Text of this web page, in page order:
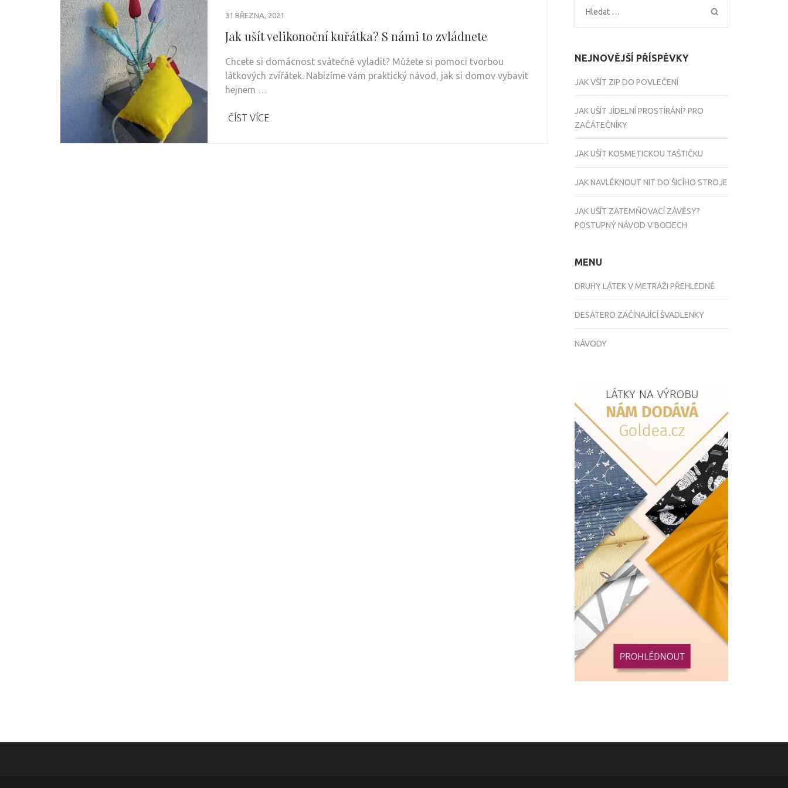
31 BŘEZNA, 2021
Jak ušít velikonoční kuřátka? S námi to zvládnete
Chcete si domácnost svátečně vyladit? Můžete si pomoci tvorbou
látkových zvířátek. Nabízíme vám praktický návod, jak si domov vybavit
hejnem …
ČÍST VÍCE
Vyhledávání
NEJNOVĚJŠÍ PŘÍSPĚVKY
JAK VŠÍT ZIP DO POVLEČENÍ
JAK UŠÍT JÍDELNÍ PROSTÍRÁNÍ? PRO
ZAČÁTEČNÍKY
JAK UŠÍT KOSMETICKOU TAŠTIČKU
JAK NAVLÉKNOUT NIT DO ŠICÍHO STROJE
JAK UŠÍT ZATEMŇOVACÍ ZÁVĚSY?
POSTUPNÝ NÁVOD V BODECH
MENU
DRUHY LÁTEK V METRÁŽI PŘEHLEDNĚ
DESATERO ZAČÍNAJÍCÍ ŠVADLENKY
NÁVODY